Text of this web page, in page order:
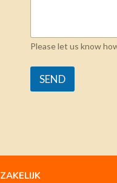
Please let us know
SEND
ZAKELIJK